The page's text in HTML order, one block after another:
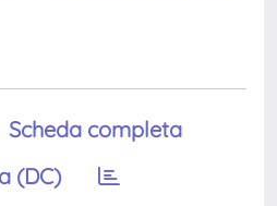
Scheda completa
(DC)